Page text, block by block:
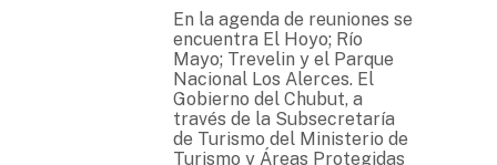
En la agenda de reuniones se
encuentra El Hoyo; Río
Mayo; Trevelin y el Parque
Nacional Los Alerces. El
Gobierno del Chubut, a
través de la Subsecretaría
de Turismo del Ministerio de
Turismo y Áreas Protegidas